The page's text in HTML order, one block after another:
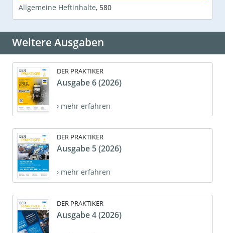
Allgemeine Heftinhalte, 580
Weitere Ausgaben
DER PRAKTIKER
Ausgabe 6 (2026)
› mehr erfahren
DER PRAKTIKER
Ausgabe 5 (2026)
› mehr erfahren
DER PRAKTIKER
Ausgabe 4 (2026)